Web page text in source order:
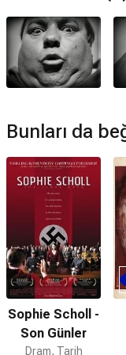
Jeanne D'arc'ın
Jesper Kyd,Ole
Jeanne D'arc'ın
Hayır. Jeanne
Bunları da
Sophie Scholl -
Son Günler
Dram, Tarih